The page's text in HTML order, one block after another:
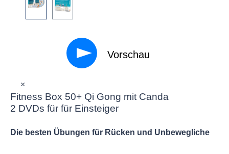
Vorschau
×
Fitness Box 50+ Qi Gong mit Canda
2 DVDs für für Einsteiger
Die besten Übungen für Rücken und Unbewegliche